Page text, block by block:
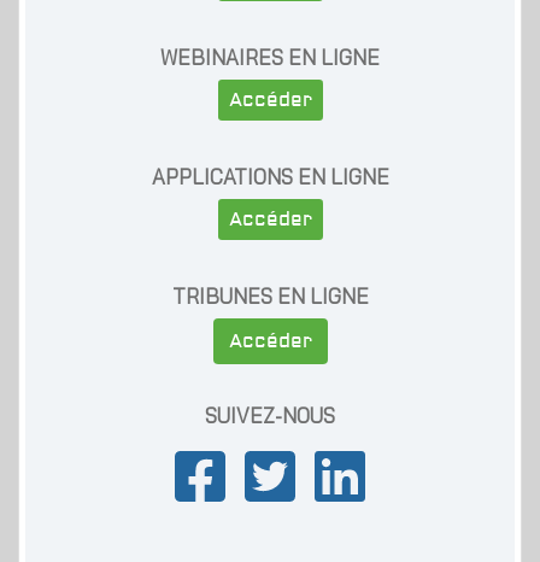
WEBINAIRES EN LIGNE
Accéder
APPLICATIONS EN LIGNE
Accéder
TRIBUNES EN LIGNE
Accéder
SUIVEZ-NOUS